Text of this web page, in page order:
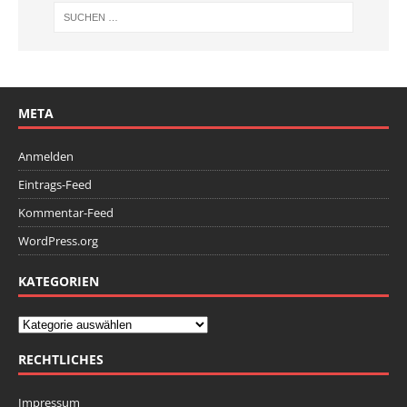
META
Anmelden
Eintrags-Feed
Kommentar-Feed
WordPress.org
KATEGORIEN
RECHTLICHES
Impressum